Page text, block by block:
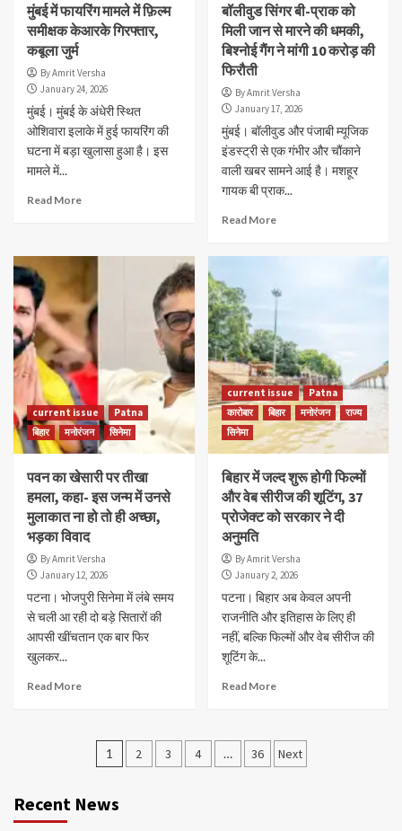
मुंबई में फायरिंग मामले में फ़िल्म
समीक्षक केआरके गिरफ्तार,
कबूला जुर्म
By Amrit Versha
January 24, 2026
मुंबई। मुंबई के अंधेरी स्थित
ओशिवारा इलाके में हुई फायरिंग की
घटना में बड़ा खुलासा हुआ है। इस
मामले में...
Read More
बॉलीवुड सिंगर बी-प्राक को
मिली जान से मारने की धमकी,
बिश्नोई गैंग ने मांगी 10 करोड़ की
फिरौती
By Amrit Versha
January 17, 2026
मुंबई। बॉलीवुड और पंजाबी म्यूजिक
इंडस्ट्री से एक गंभीर और चौंकाने
वाली खबर सामने आई है। मशहूर
गायक बी प्राक...
Read More
current issue
Patna
बिहार
मनोरंजन सिनेमा
पवन का खेसारी पर तीखा
हमला, कहा- इस जन्म में उनसे
मुलाकात ना हो तो ही अच्छा,
भड़का विवाद
By Amrit Versha
January 12, 2026
पटना। भोजपुरी सिनेमा में लंबे समय
से चली आ रही दो बड़े सितारों की
आपसी खींचतान एक बार फिर
खुलकर...
Read More
current issue
Patna
कारोबार
बिहार मनोरंजन
राज्य
सिनेमा
बिहार में जल्द शुरू होगी फिल्मों
और वेब सीरीज की शूटिंग, 37
प्रोजेक्ट को सरकार ने दी
अनुमति
By Amrit Versha
January 2, 2026
पटना। बिहार अब केवल अपनी
राजनीति और इतिहास के लिए ही
नहीं, बल्कि फिल्मों और वेब सीरीज की
शूटिंग के...
Read More
Posts
1 2 3 4 … 36 Next
Recent News